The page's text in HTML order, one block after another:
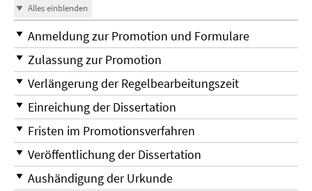
Alles einblenden
Anmeldung zur Promotion und Formulare
Zulassung zur Promotion
Verlängerung der Regelbearbeitungszeit
Einreichung der Dissertation
Fristen im Promotionsverfahren
Veröffentlichung der Dissertation
Aushändigung der Urkunde